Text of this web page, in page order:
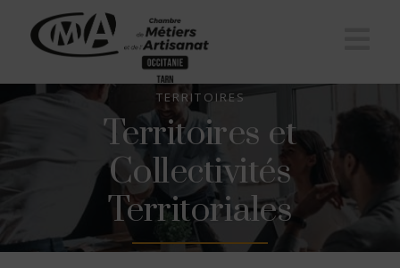
TERRITOIRES
Territoires et
Collectivités
Territoriales